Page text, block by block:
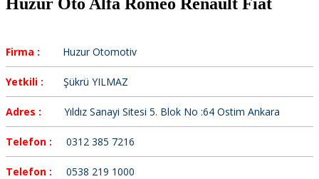
Firma : Huzur Otomotiv
Yetkili : Şükrü YILMAZ
Adres : Yıldız Sanayi Sitesi 5. Blok No :64 Ostim Ankara
Telefon : 0312 385 7216
Telefon : 0538 219 1000